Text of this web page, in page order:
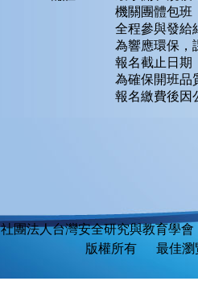
機關團體包班
全程參與發給
為響應環保，
報名截止日期
為確保開班品
報名繳費後因
社團法人台灣安全研究與教育學會
版權所有 最佳瀏